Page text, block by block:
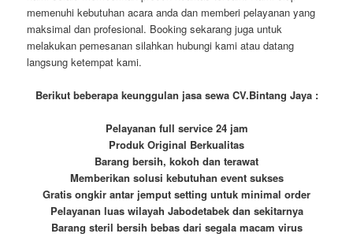
memenuhi kebutuhan acara anda dan memberi pelayanan yang
maksimal dan profesional. Booking sekarang juga untuk
melakukan pemesanan silahkan hubungi kami atau datang
langsung ketempat kami.
Berikut beberapa keunggulan jasa sewa CV.Bintang Jaya :
Pelayanan full service 24 jam
Produk Original Berkualitas
Barang bersih, kokoh dan terawat
Memberikan solusi kebutuhan event sukses
Gratis ongkir antar jemput setting untuk minimal order
Pelayanan luas wilayah Jabodetabek dan sekitarnya
Barang steril bersih bebas dari segala macam virus